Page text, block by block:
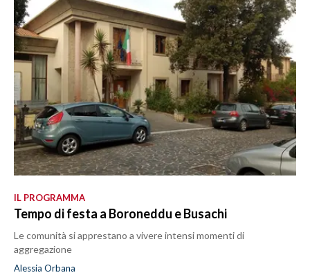
IL PROGRAMMA
Tempo di festa a Boroneddu e Busachi
Le comunità si apprestano a vivere intensi momenti di
aggregazione
Alessia Orbana